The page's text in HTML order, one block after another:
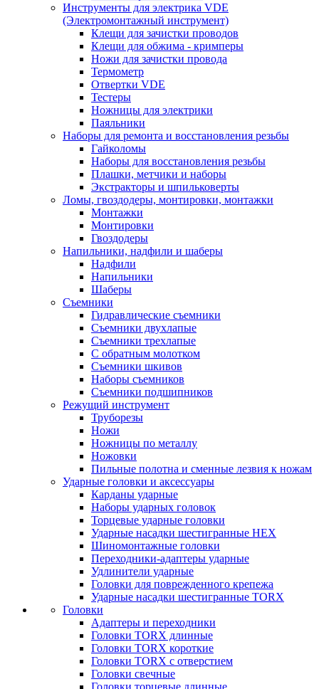
Инструменты для электрика VDE
(Электромонтажный инструмент)
Клещи для зачистки проводов
Клещи для обжима - кримперы
Ножи для зачистки провода
Термометр
Отвертки VDE
Тестеры
Ножницы для электрики
Паяльники
Наборы для ремонта и восстановления резьбы
Гайколомы
Наборы для восстановления резьбы
Плашки, метчики и наборы
Экстракторы и шпильковерты
Ломы, гвоздодеры, монтировки, монтажки
Монтажки
Монтировки
Гвоздодеры
Напильники, надфили и шаберы
Надфили
Напильники
Шаберы
Съемники
Гидравлические съемники
Съемники двухлапые
Съемники трехлапые
С обратным молотком
Съемники шкивов
Наборы съемников
Съемники подшипников
Режущий инструмент
Труборезы
Ножи
Ножницы по металлу
Ножовки
Пильные полотна и сменные лезвия к ножам
Ударные головки и аксессуары
Карданы ударные
Наборы ударных головок
Торцевые ударные головки
Ударные насадки шестигранные HEX
Шиномонтажные головки
Переходники-адаптеры ударные
Удлинители ударные
Головки для поврежденного крепежа
Ударные насадки шестигранные TORX
Головки
Адаптеры и переходники
Головки TORX длинные
Головки TORX короткие
Головки TORX с отверстием
Головки свечные
Головки торцевые длинные